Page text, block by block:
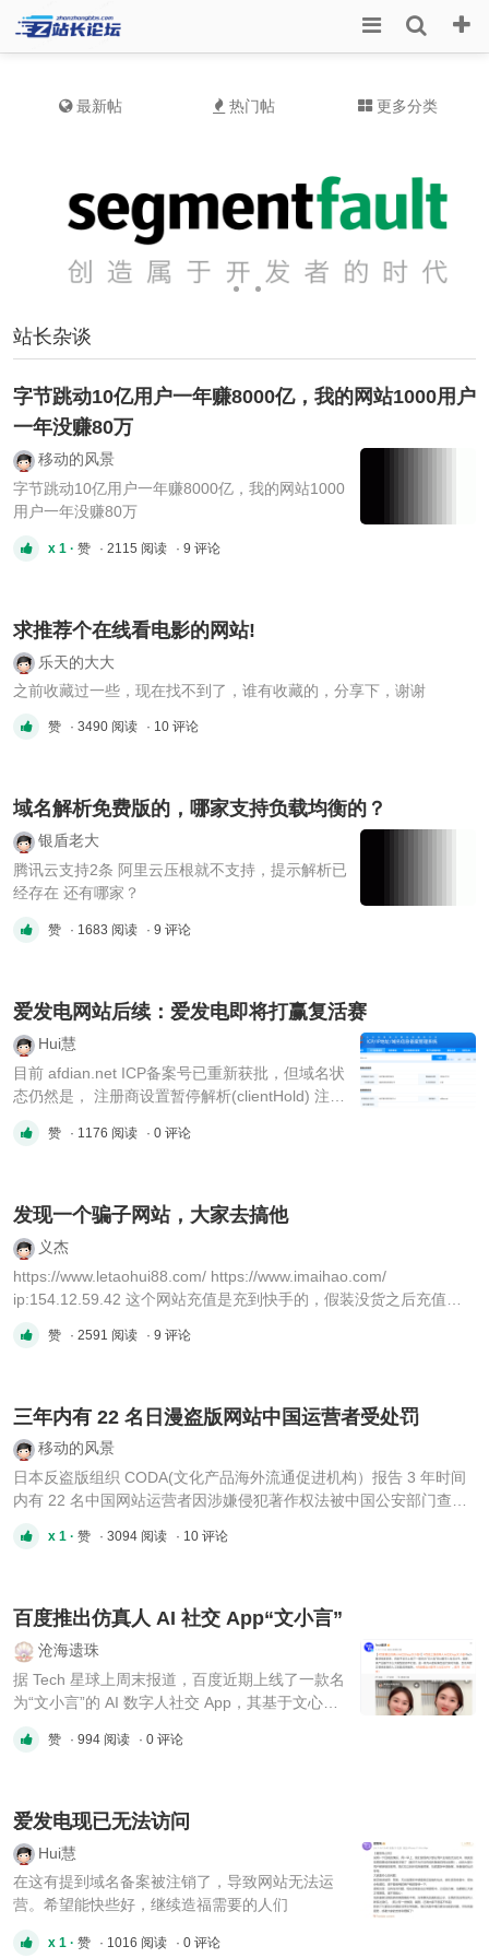
最新帖 热门帖 更多分类
站长杂谈
字节跳动10亿用户一年赚8000亿，我的网站1000用户
一年没赚80万
移动的风景
字节跳动10亿用户一年赚8000亿，我的网站1000
用户一年没赚80万
x 1 · 赞 · 2115 阅读 · 9 评论
求推荐个在线看电影的网站!
乐天的大大
之前收藏过一些，现在找不到了，谁有收藏的，分享下，谢谢
赞 · 3490 阅读 · 10 评论
域名解析免费版的，哪家支持负载均衡的？
银盾老大
腾讯云支持2条 阿里云压根就不支持，提示解析已
经存在 还有哪家？
赞 · 1683 阅读 · 9 评论
爱发电网站后续：爱发电即将打赢复活赛
Hui慧
目前 afdian.net ICP备案号已重新获批，但域名状
态仍然是， 注册商设置暂停解析(clientHold) 注册
源：新网官网客服状态,原因:违规乱纪，根据海南
有限公司注册。 根据《互联网 ...
赞 · 1176 阅读 · 0 评论
发现一个骗子网站，大家去搞他
义杰
https://www.letaohui88.com/ https://www.imaihao.com/
ip:154.12.59.42 这个网站充值是充到快手的，假装没货之后充值到
赞 · 2591 阅读 · 9 评论
三年内有 22 名日漫盗版网站中国运营者受处罚
移动的风景
日本反盗版组织 CODA(文化产品海外流通促进机构）报告 3 年时间
内有 22 名中国网站运营者因涉嫌侵犯著作权法被中国公安部门查
事后藤健郎表示：“我们意识到需要铺开广泛网络，并与各国权利团
x 1 · 赞 · 3094 阅读 · 10 评论
百度推出仿真人 AI 社交 App“文小言”
沧海遗珠
据 Tech 星球上周末报道，百度近期上线了一款名
为“文小言”的 AI 数字人社交 App，其基于文心大
通、互动并建立情感连接的人工智能应用服务。
由于采用仿真的数字人作为“AI 社交对 ...
赞 · 994 阅读 · 0 评论
爱发电现已无法访问
Hui慧
在这有提到域名备案被注销了，导致网站无法运
营。希望能快些好，继续造福需要的人们
x 1 · 赞 · 1016 阅读 · 0 评论